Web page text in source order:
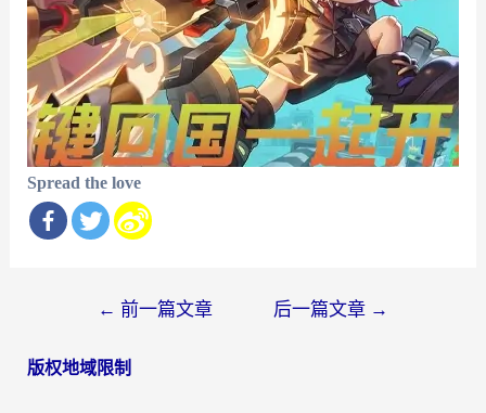
Spread the love
导
← 前一篇文章 后一篇文章 →
版权地域限制